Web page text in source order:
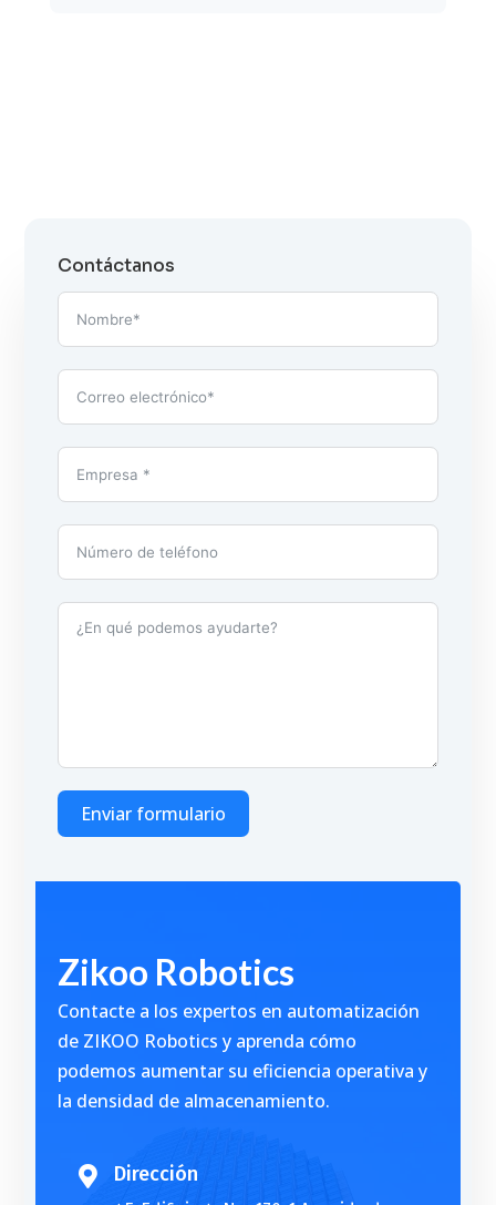
Contáctanos
Enviar formulario
e
r
n
a
t
i
Zikoo Robotics
Contacte a los expertos en automatización
de ZIKOO Robotics y aprenda cómo
podemos aumentar su eficiencia operativa y
la densidad de almacenamiento.
 Dirección